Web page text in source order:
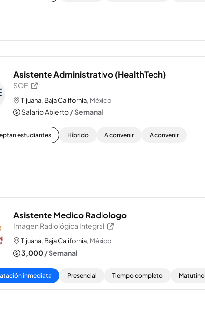
Asistente Administrativo (HealthTech)
SOE
Tijuana, Baja California, México
Salario Abierto/ Semanal
estudiantes Híbrido A convenir A convenir
Asistente Medico Radiologo
Imagen Radiológica Integral
Tijuana, Baja California, México
3,000/ Semanal
inmediata Presencial Tiempo completo Matutino